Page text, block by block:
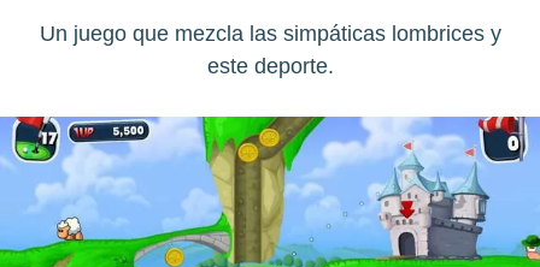
Un juego que mezcla las simpáticas lombrices y
este deporte.